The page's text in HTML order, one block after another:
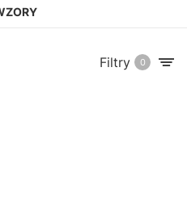
Filtry 0